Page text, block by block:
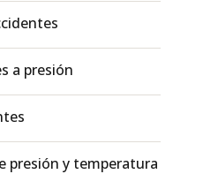
a presión
presión y temperatura